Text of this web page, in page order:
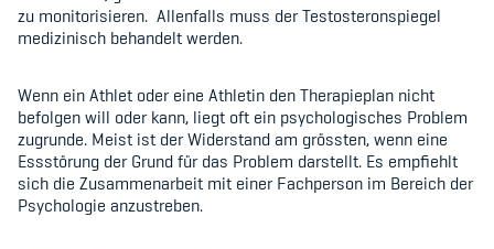
zu monitorisieren. Allenfalls muss der Testosteronspiegel
medizinisch behandelt werden.
Wenn ein Athlet oder eine Athletin den Therapieplan nicht
befolgen will oder kann, liegt oft ein psychologisches Problem
zugrunde. Meist ist der Widerstand am grössten, wenn eine
Essstörung der Grund für das Problem darstellt. Es empfiehlt
sich die Zusammenarbeit mit einer Fachperson im Bereich der
Psychologie anzustreben.